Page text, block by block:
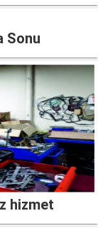
Sonu
hizmet